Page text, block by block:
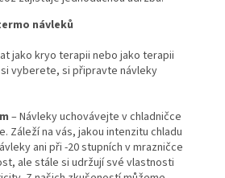
návleků
jako kryo terapii nebo jako terapii
vyberete, si připravte návleky
– Návleky uchovávejte v chladničce
Záleží na vás, jakou intenzitu chladu
ani při -20 stupních v mrazničce
ale stále si udržují své vlastnosti